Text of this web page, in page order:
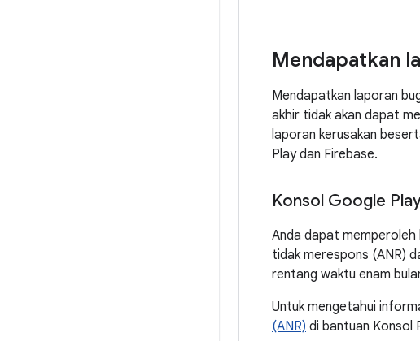
Mendapatkan
Mendapatkan laporan
akhir tidak akan dapat
laporan kerusakan
Play dan Firebase.
Konsol Google
Anda dapat memperoleh
tidak merespons (ANR)
rentang waktu enam
Untuk mengetahui
(ANR) di bantuan Konsol